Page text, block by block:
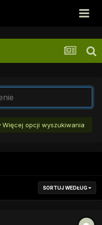
Więcej opcji wyszukiwania
SORTUJ WEDŁUG